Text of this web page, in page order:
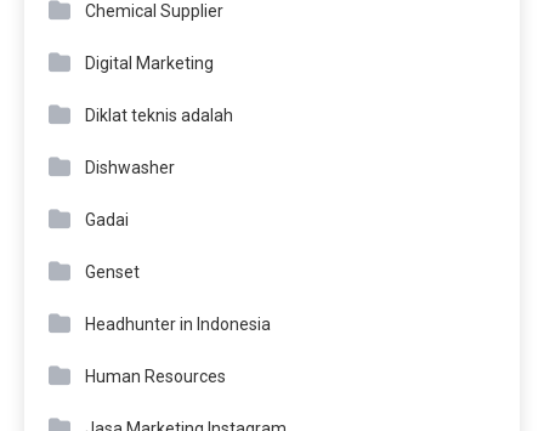
Chemical Supplier
Digital Marketing
Diklat teknis adalah
Dishwasher
Gadai
Genset
Headhunter in Indonesia
Human Resources